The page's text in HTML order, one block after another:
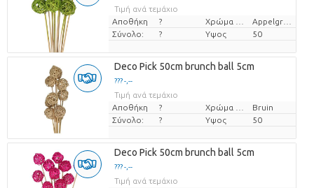
Τιμή ανά τεμάχιο
Αποθήκη
?
Σύνολο:
? Υψος 50
Deco Pick 50cm brunch ball 5cm
??? -,--
Τιμή ανά τεμάχιο
Αποθήκη
?
Bruin
Σύνολο:
? Υψος 50
Deco Pick 50cm brunch ball 5cm
??? -,--
Τιμή ανά τεμάχιο